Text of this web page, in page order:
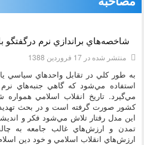
شاخصه‌هاي براندازي نرم درگفتگو
منتشر شده در 17 فروردين 1388
به طور كلي در تقابل واحدهاي سياسي يا
استفاده مي‌شود كه گاهي جنبه‌هاي
مي‌گيرد. تاريخ انقلاب اسلامي
كشور صورت گرفته است و در بحث
اين مدل رفتار تلاش مي‌شود فكر و
تمدن و ارزش‌هاي غالب جامعه به
ارزش‌هاي انقلاب اسلامي و خود دين